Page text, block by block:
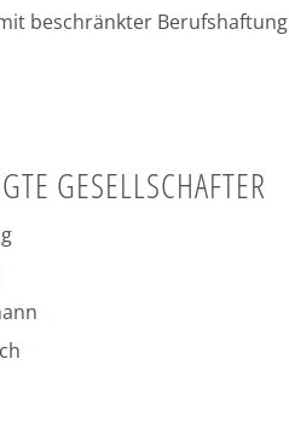
beschränkter Berufshaftung
GESELLSCHAFTER